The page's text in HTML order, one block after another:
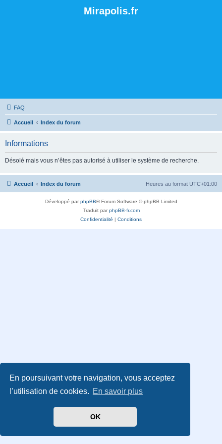
En poursuivant votre navigation, vous acceptez
l’utilisation de cookies. En savoir plus
OK
Mirapolis.fr
FAQ
Accueil Index du forum
Informations
Désolé mais vous n’êtes pas autorisé à utiliser le système de recherche.
Accueil Index du forum Heures au format UTC+01:00
Développé parphpBB® Forum Software © phpBB Limited
Traduit parphpBB-fr.com
Confidentialité | Conditions